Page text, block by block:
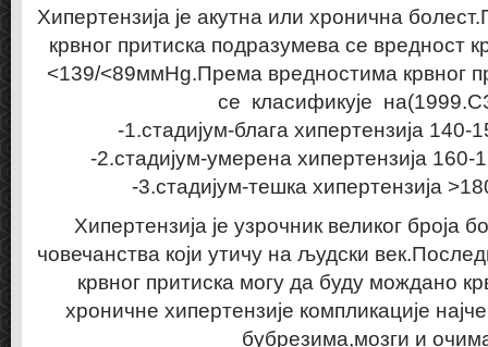
Хипертензија је акутна или хронична
крвног притиска подразумева се вредност
<139/<89ммHg.Према вредностима крвног
се класификује
-1.стадијум-блага хипертензија
-2.стадијум-умерена хипертензија
-3.стадијум-тешка хипертензија
Хипертензија је узрочник великог броја
човечанства који утичу на људски
крвног притиска могу да буду мождано
хроничне хипертензије компликације
бубрезима,мозги и